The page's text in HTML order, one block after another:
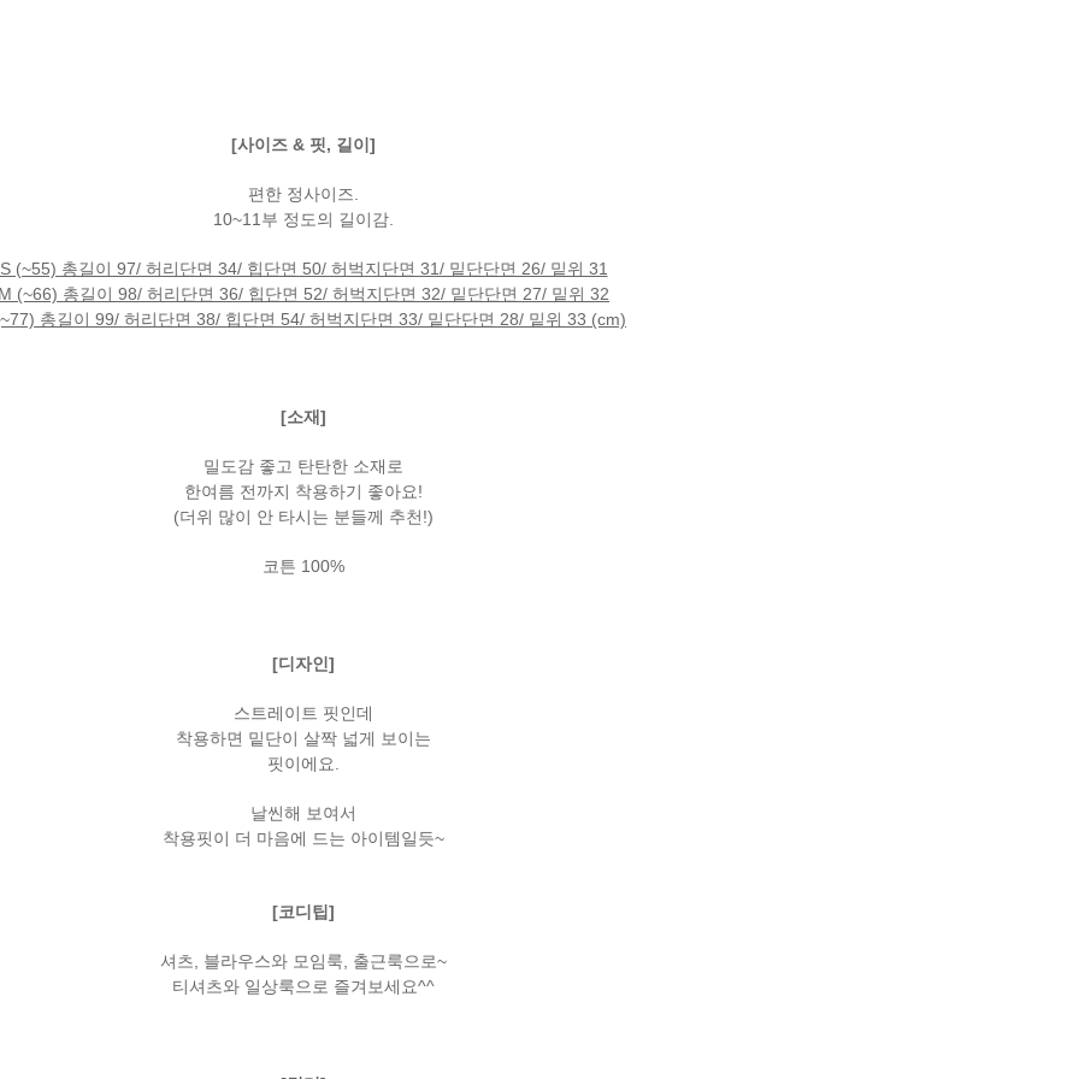
[사이즈 & 핏, 길이]
편한 정사이즈.
10~11부 정도의 길이감.
S (~55) 총길이 97/ 허리단면 34/ 힙단면 50/ 허벅지단면 31/ 밑단단면 26/ 밑위 31
(~66) 총길이 98/ 허리단면 36/ 힙단면 52/ 허벅지단면 32/ 밑단단면 27/ 밑위 32
총길이 99/ 허리단면 38/ 힙단면 54/ 허벅지단면 33/ 밑단단면 28/ 밑위 33 (cm)
[소재]
밀도감 좋고 탄탄한 소재로
한여름 전까지 착용하기 좋아요!
(더위 많이 안 타시는 분들께 추천!)
코튼 100%
[디자인]
스트레이트 핏인데
착용하면 밑단이 살짝 넓게 보이는
핏이에요.
날씬해 보여서
착용핏이 더 마음에 드는 아이템일듯~
[코디팁]
셔츠, 블라우스와 모임룩, 출근룩으로~
티셔츠와 일상룩으로 즐겨보세요^^